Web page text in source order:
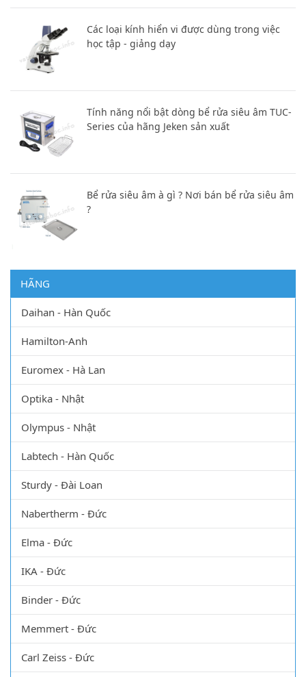
Các loại kính hiển vi được dùng trong việc
học tập - giảng dạy
Tính năng nổi bật dòng bể rửa siêu âm TUC-
Series của hãng Jeken sản xuất
Bể rửa siêu âm à gì ? Nơi bán bể rửa siêu âm
?
HÃNG
Daihan - Hàn Quốc
Hamilton-Anh
Euromex - Hà Lan
Optika - Nhật
Olympus - Nhật
Labtech - Hàn Quốc
Sturdy - Đài Loan
Nabertherm - Đức
Elma - Đức
IKA - Đức
Binder - Đức
Memmert - Đức
Carl Zeiss - Đức